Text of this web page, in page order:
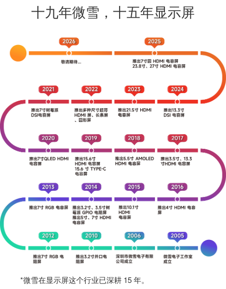
十九年微雪，十五年显示屏
*微雪在显示屏这个行业已深耕 15 年。